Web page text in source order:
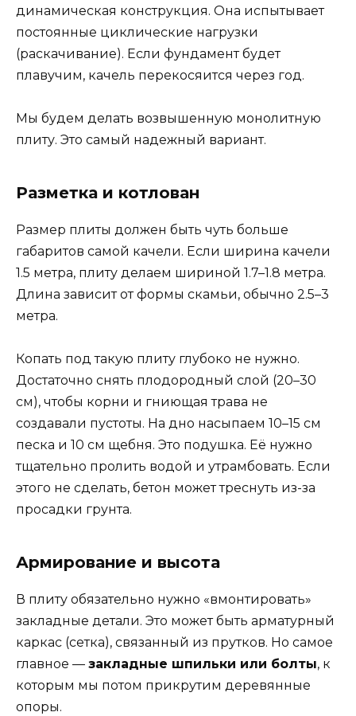
динамическая конструкция. Она испытывает
постоянные циклические нагрузки
(раскачивание). Если фундамент будет
плавучим, качель перекосяится через год.
Мы будем делать возвышенную монолитную
плиту. Это самый надежный вариант.
Разметка и котлован
Размер плиты должен быть чуть больше
габаритов самой качели. Если ширина качели
1.5 метра, плиту делаем шириной 1.7–1.8 метра.
Длина зависит от формы скамьи, обычно 2.5–3
метра.
Копать под такую плиту глубоко не нужно.
Достаточно снять плодородный слой (20–30
см), чтобы корни и гниющая трава не
создавали пустоты. На дно насыпаем 10–15 см
песка и 10 см щебня. Это подушка. Её нужно
тщательно пролить водой и утрамбовать. Если
этого не сделать, бетон может треснуть из-за
просадки грунта.
Армирование и высота
В плиту обязательно нужно «вмонтировать»
закладные детали. Это может быть арматурный
каркас (сетка), связанный из прутков. Но самое
главное — закладные шпильки или болты, к
которым мы потом прикрутим деревянные
опоры.